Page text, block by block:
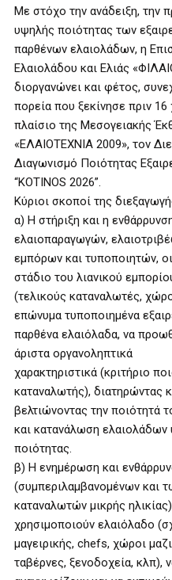
Με στόχο την ανάδειξη, την
υψηλής ποιότητας των
παρθένων ελαιολάδων, η
Ελαιολάδου και Ελιάς
διοργανώνει και φέτος,
πορεία που ξεκίνησε πριν 16
πλαίσιο της Μεσογειακής
«ΕΛΑΙΟΤΕΧΝΙΑ 2009», τον
Διαγωνισμό Ποιότητας
“ΚΟΤΙΝΟS 2026”.
Κύριοι σκοποί της
α) Η στήριξη και η
ελαιοπαραγωγών,
εμπόρων και τυποποιητών,
στάδιο του λιανικού
(τελικούς καταναλωτές,
επώνυμα τυποποιημένα
παρθένα ελαιόλαδα, να
άριστα οργανοληπτικά
χαρακτηριστικά (κριτήριο
καταναλωτής), διατηρώντας
βελτιώνοντας την ποιότητά
και κατανάλωση ελαιολάδων
ποιότητας.
β) Η ενημέρωση και
(συμπεριλαμβανομένων και
καταναλωτών μικρής
χρησιμοποιούν ελαιόλαδο
μαγειρικής, chefs, χώροι
ταβέρνες, ξενοδοχεία, κλπ),